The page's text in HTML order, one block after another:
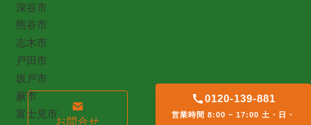
深谷市
熊谷市
志木市
戸田市
坂戸市
蕨市
富士見市
お問合せ
0120-139-881
営業時間 8:00 ~ 17:00 土・日・